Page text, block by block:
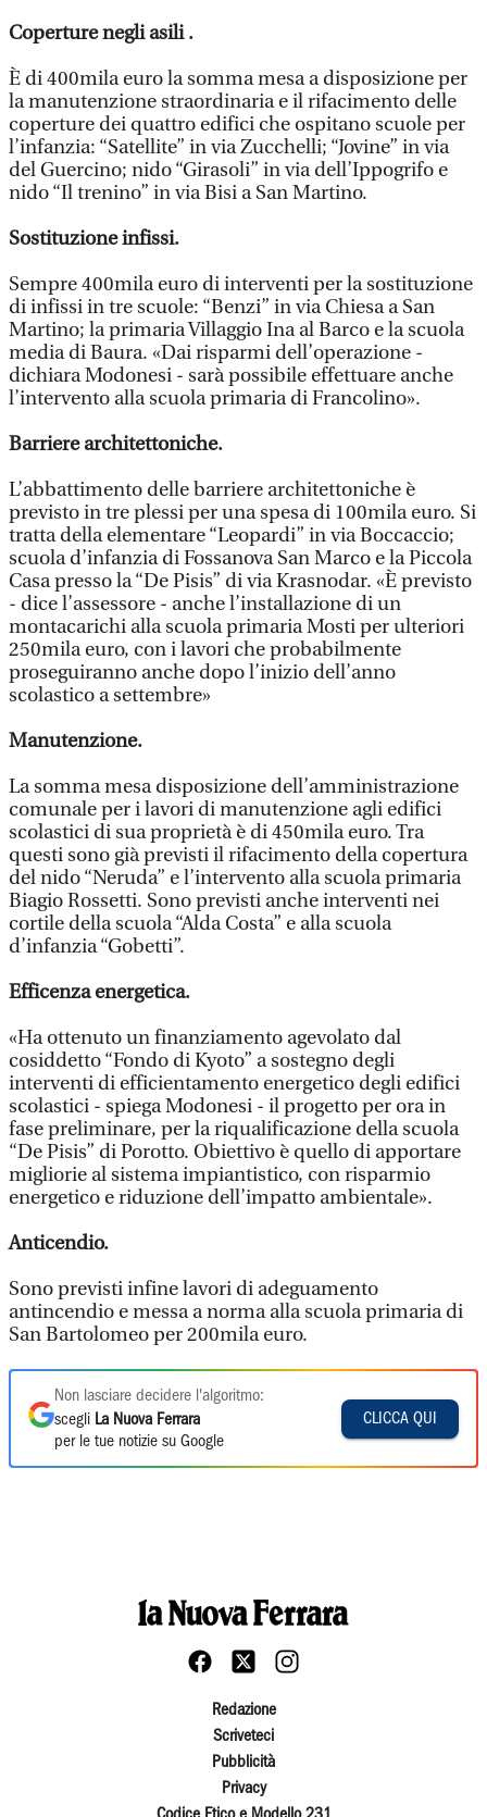
Coperture negli asili .
È di 400mila euro la somma mesa a disposizione per
la manutenzione straordinaria e il rifacimento delle
coperture dei quattro edifici che ospitano scuole per
l’infanzia: “Satellite” in via Zucchelli; “Jovine” in via
del Guercino; nido “Girasoli” in via dell’Ippogrifo e
nido “Il trenino” in via Bisi a San Martino.
Sostituzione infissi.
Sempre 400mila euro di interventi per la sostituzione
di infissi in tre scuole: “Benzi” in via Chiesa a San
Martino; la primaria Villaggio Ina al Barco e la scuola
media di Baura. «Dai risparmi dell’operazione -
dichiara Modonesi - sarà possibile effettuare anche
l’intervento alla scuola primaria di Francolino».
Barriere architettoniche.
L’abbattimento delle barriere architettoniche è
previsto in tre plessi per una spesa di 100mila euro. Si
tratta della elementare “Leopardi” in via Boccaccio;
scuola d’infanzia di Fossanova San Marco e la Piccola
Casa presso la “De Pisis” di via Krasnodar. «È previsto
- dice l’assessore - anche l’installazione di un
montacarichi alla scuola primaria Mosti per ulteriori
250mila euro, con i lavori che probabilmente
proseguiranno anche dopo l’inizio dell’anno
scolastico a settembre»
Manutenzione.
La somma mesa disposizione dell’amministrazione
comunale per i lavori di manutenzione agli edifici
scolastici di sua proprietà è di 450mila euro. Tra
questi sono già previsti il rifacimento della copertura
del nido “Neruda” e l’intervento alla scuola primaria
Biagio Rossetti. Sono previsti anche interventi nei
cortile della scuola “Alda Costa” e alla scuola
d’infanzia “Gobetti”.
Efficenza energetica.
«Ha ottenuto un finanziamento agevolato dal
cosiddetto “Fondo di Kyoto” a sostegno degli
interventi di efficientamento energetico degli edifici
scolastici - spiega Modonesi - il progetto per ora in
fase preliminare, per la riqualificazione della scuola
“De Pisis” di Porotto. Obiettivo è quello di apportare
migliorie al sistema impiantistico, con risparmio
energetico e riduzione dell’impatto ambientale».
Anticendio.
Sono previsti infine lavori di adeguamento
antincendio e messa a norma alla scuola primaria di
San Bartolomeo per 200mila euro.
Non lasciare decidere l'algoritmo:
scegli La Nuova Ferrara
per le tue notizie su Google
CLICCA QUI
Redazione
Scriveteci
Pubblicità
Privacy